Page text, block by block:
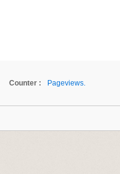
Counter :
Pageviews.